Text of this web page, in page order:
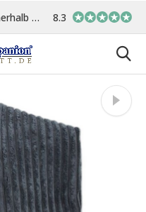
versand In eigener
8.3